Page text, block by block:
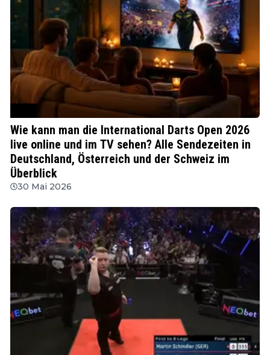
Wie kann man die International Darts Open 2026
live online und im TV sehen? Alle Sendezeiten in
Deutschland, Österreich und der Schweiz im
Überblick
30 Mai 2026